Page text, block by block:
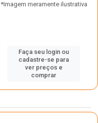
*Imagem meramente ilustrativa
Faça seu login ou
cadastre-se para
ver preços e
comprar